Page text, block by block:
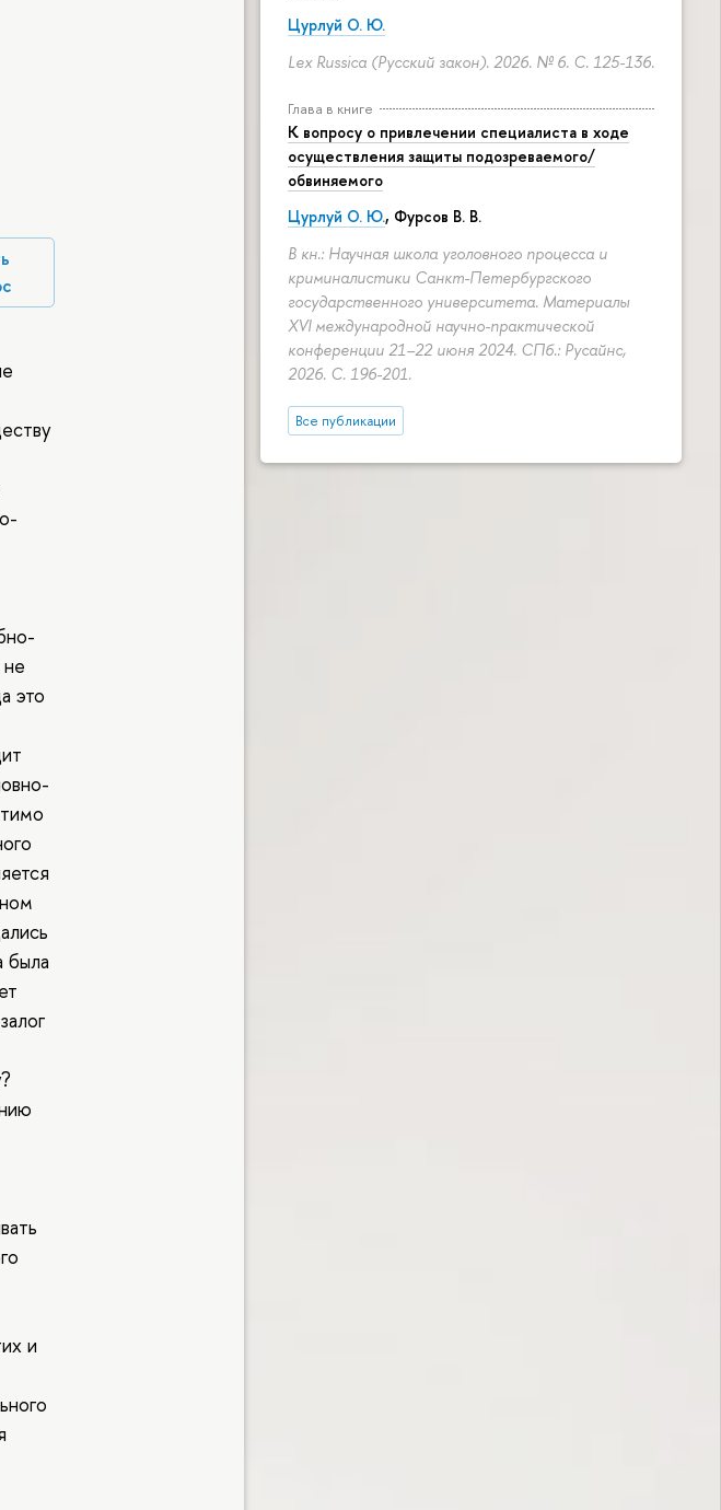
Цурлуй О. Ю.
Lex Russica (Русский закон). 2026. № 6. С. 125-136.
Глава в книге
К вопросу о привлечении специалиста в ходе
осуществления защиты подозреваемого/
обвиняемого
Цурлуй О. Ю., Фурсов В. В.
В кн.: Научная школа уголовного процесса и
криминалистики Санкт-Петербургского
государственного университета. Материалы
XVI международной научно-практической
конференции 21–22 июня 2024. СПб.: Русайнс,
2026. С. 196-201.
Все публикации
это
была
и